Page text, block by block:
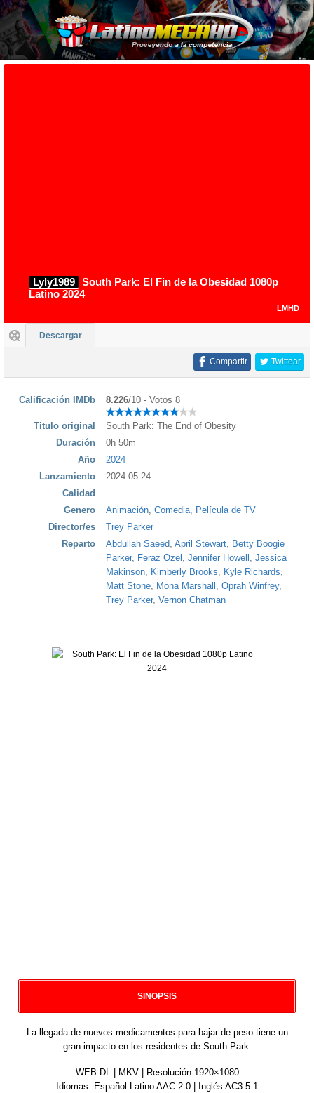
Lyly1989 South Park: El Fin de la Obesidad 1080p
Latino 2024
LMHD
Descargar
Twittear
Compartir
Calificación IMDb 8.226/10 - Votos 8
Titulo original
South Park: The End of Obesity
Duración
0h 50m
Año
2024
Lanzamiento
2024-05-24
Calidad
Genero
Animación Comedia
Película de TV
Director/es
Trey Parker
Reparto
Abdullah Saeed April Stewart
Betty Boogie
Parker, Feraz Ozel Jennifer Howell
Jessica
Makinson
Kimberly Brooks Kyle Richards
Matt Stone
Mona Marshall Oprah Winfrey,
Trey Parker, Vernon Chatman
SINOPSIS
La llegada de nuevos medicamentos para bajar de peso tiene un
gran impacto en los residentes de South Park.
WEB-DL | MKV | Resolución 1920×1080
Idiomas: Español Latino AAC 2.0 | Inglés AC3 5.1